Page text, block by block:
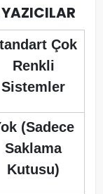
Çok
Renkli
Sistemler
(Sadece
Saklama
Kutusu)